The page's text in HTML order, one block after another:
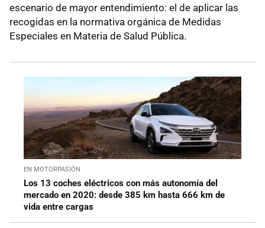
escenario de mayor entendimiento: el de aplicar las
recogidas en la normativa orgánica de Medidas
Especiales en Materia de Salud Pública.
EN MOTORPASIÓN
Los 13 coches eléctricos con más autonomía del
mercado en 2020: desde 385 km hasta 666 km de
vida entre cargas